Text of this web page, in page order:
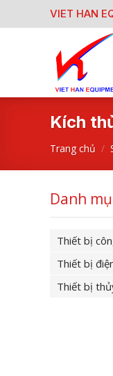
to
VIET HAN
Kích
Trang chủ /
Danh
Thiết bị
Thiết bị
Thiết bị